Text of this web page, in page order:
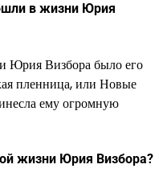
в жизни Юрия
Юрия Визбора было его
пленница, или Новые
ему огромную
жизни Юрия Визбора?